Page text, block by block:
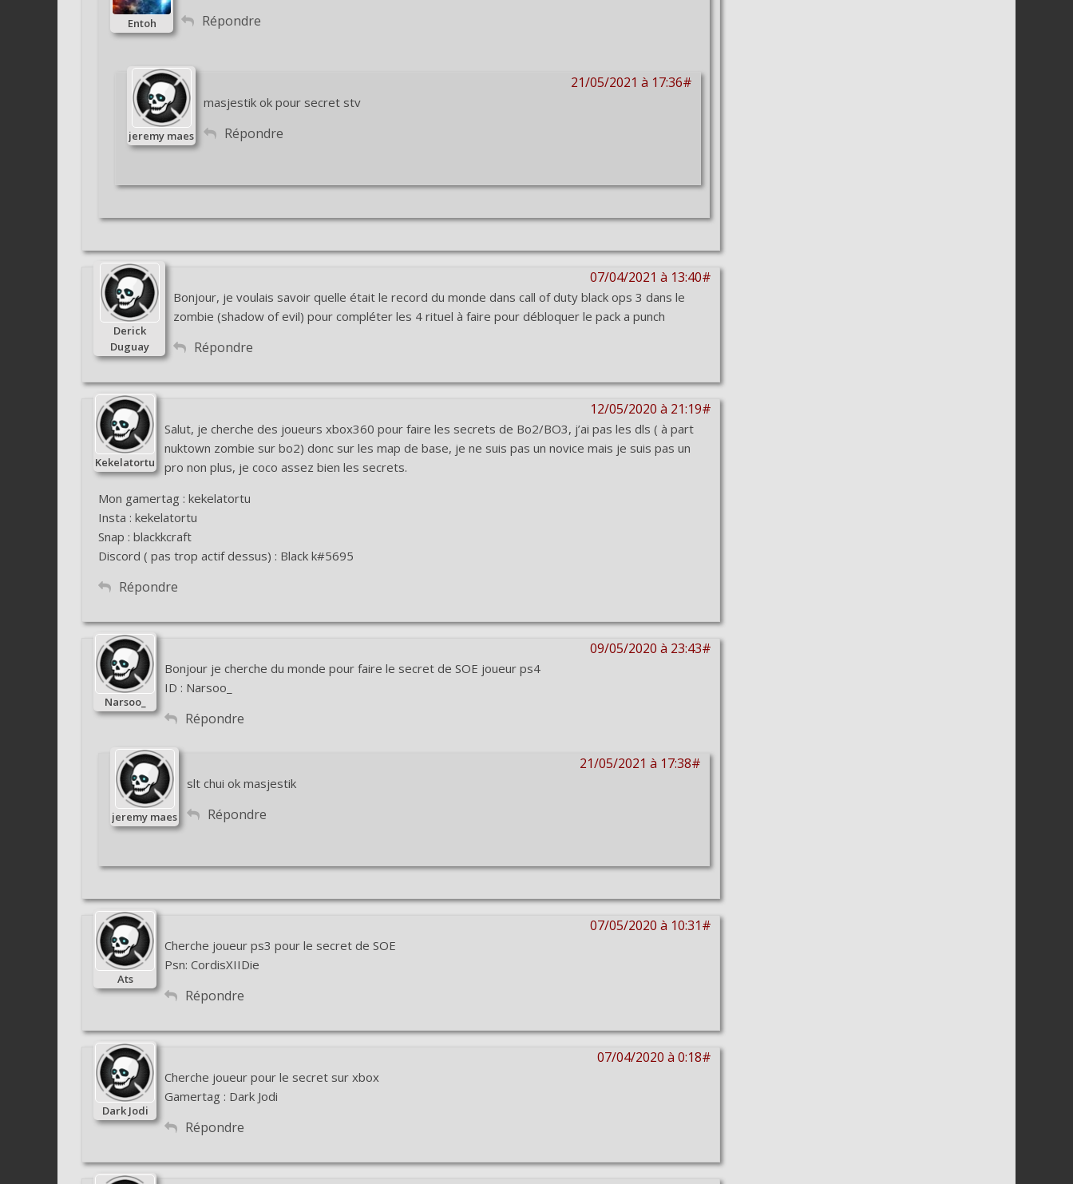
Entoh Répondre
21/05/2021 à 17:36#
jeremy maes
masjestik ok pour secret stv
Répondre
07/04/2021 à 13:40#
Derick
Duguay
Bonjour, je voulais savoir quelle était le record du monde dans call of duty black ops 3 dans le
zombie (shadow of evil) pour compléter les 4 rituel à faire pour débloquer le pack a punch
Répondre
12/05/2020 à 21:19#
Kekelatortu
Salut, je cherche des joueurs xbox360 pour faire les secrets de Bo2/BO3, j’ai pas les dls ( à part
nuktown zombie sur bo2) donc sur les map de base, je ne suis pas un novice mais je suis pas un
pro non plus, je coco assez bien les secrets.
Mon gamertag : kekelatortu
Insta : kekelatortu
Snap : blackkcraft
Discord ( pas trop actif dessus) : Black k#5695
Répondre
09/05/2020 à 23:43#
Narsoo_
Bonjour je cherche du monde pour faire le secret de SOE joueur ps4
ID : Narsoo_
Répondre
21/05/2021 à 17:38#
jeremy maes
slt chui ok masjestik
Répondre
07/05/2020 à 10:31#
Ats
Cherche joueur ps3 pour le secret de SOE
Psn: CordisXIIDie
Répondre
07/04/2020 à 0:18#
Dark Jodi
Cherche joueur pour le secret sur xbox
Gamertag : Dark Jodi
Répondre